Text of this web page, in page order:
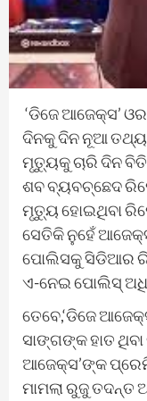
‘ଡିଜେ ଆଜେକ୍ସ’
ଦିନକୁ ଦିନ ନୂଆ ତଥ୍ୟ
ମୃତ୍ୟୁକୁ ଚାରି ଦିନ
ଶବ ବ୍ୟବଚ୍ଛେଦ
ମୃତ୍ୟୁ ହୋଇଥିବା
ସେତିକି ନୁହେଁ
ପୋଲିସକୁ ସିଡିଆର
ଏ-ନେଇ ପୋଲିସ୍
ତେବେ,‘ଡିଜେ
ସାଙ୍ଗଙ୍କ ହାତ ଥିବା
ଆଜେକ୍ସ’ଙ୍କ
ମାମଲା ରୁଜୁ